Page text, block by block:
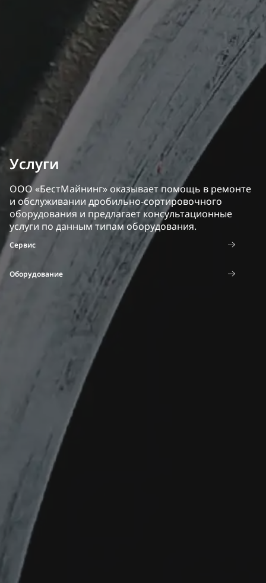
Услуги
ООО «БестМайнинг» оказывает помощь в ремонте
и обслуживании дробильно-сортировочного
оборудования и предлагает консультационные
услуги по данным типам оборудования.
Сервис
Оборудование